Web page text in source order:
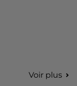
Voir plus